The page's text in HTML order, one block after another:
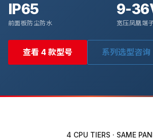
IP65
前面板防尘防水
9-
宽压凤凰端
查看 4 款型号 系列选型咨询
4 CPU TIERS · SAME